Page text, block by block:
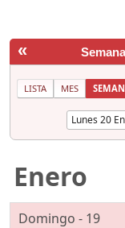
«
LISTA MES
Enero
Domingo - 19